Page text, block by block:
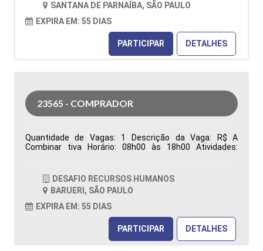
Características Comportamentais:
SANTANA DE PARNAÍBA, SÃO PAULO
EXPIRA EM: 55 DIAS
PARTICIPAR DETALHES
23565 - COMPRADOR
Quantidade de Vagas: 1 Descrição da Vaga: R$ A
Combinar tiva Horário: 08h00 às 18h00 Atividades:
áreas produtivas e de manutenção. Atua na análise de
requisições de compras, realização de cotações,
negociação de preços, prazos e condições comerciais,
além da prospecção, desenvolvimento e homologação
de fornecedores, visando qualidade, competitividade e
redução de custos. Emite e acompanha pedidos de
compra, monitora prazos de entrega, resolve
divergências relacionadas à entrega, qualidade e
DESAFIO RECURSOS HUMANOS
BARUERI, SÃO PAULO
EXPIRA EM: 55 DIAS
PARTICIPAR DETALHES